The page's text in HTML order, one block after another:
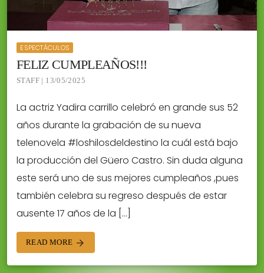
ESPECTÁCULOS
FELIZ CUMPLEAÑOS!!!
STAFF | 13/05/2025
La actriz Yadira carrillo celebró en grande sus 52
años durante la grabación de su nueva
telenovela #loshilosdeldestino la cuál está bajo
la producción del Güero Castro. Sin duda alguna
este será uno de sus mejores cumpleaños ,pues
también celebra su regreso después de estar
ausente 17 años de la […]
READ MORE arrow_forward